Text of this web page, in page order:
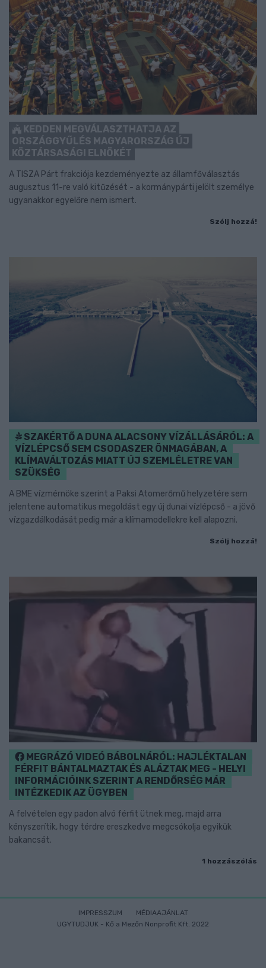
KEDDEN MEGVÁLASZTHATJA AZ
ORSZÁGGYŰLÉS MAGYARORSZÁG ÚJ
KÖZTÁRSASÁGI ELNÖKÉT
A TISZA Párt frakciója kezdeményezte az államfőválasztás
augusztus 11-re való kitűzését - a kormánypárti jelölt személye
ugyanakkor egyelőre nem ismert.
Szólj hozzá!
SZAKÉRTŐ A DUNA ALACSONY VÍZÁLLÁSÁRÓL: A
VÍZLÉPCSŐ SEM CSODASZER ÖNMAGÁBAN, A
KLÍMAVÁLTOZÁS MIATT ÚJ SZEMLÉLETRE VAN
SZÜKSÉG
A BME vízmérnöke szerint a Paksi Atomerőmű helyzetére sem
jelentene automatikus megoldást egy új dunai vízlépcső - a jövő
vízgazdálkodását pedig már a klímamodellekre kell alapozni.
Szólj hozzá!
MEGRÁZÓ VIDEÓ BÁBOLNÁRÓL: HAJLÉKTALAN
FÉRFIT BÁNTALMAZTAK ÉS ALÁZTAK MEG - HELYI
INFORMÁCIÓINK SZERINT A RENDŐRSÉG MÁR
INTÉZKEDIK AZ ÜGYBEN
A felvételen egy padon alvó férfit ütnek meg, majd arra
kényszerítik, hogy térdre ereszkedve megcsókolja egyikük
bakancsát.
1 hozzászólás
IMPRESSZUM
MÉDIAAJÁNLAT
UGYTUDJUK - Kő a Mezőn Nonprofit Kft. 2022